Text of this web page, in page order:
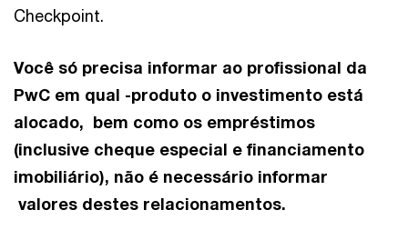
Checkpoint.
Você só precisa informar ao profissional da
PwC em qual -produto o investimento está
alocado, bem como os empréstimos
(inclusive cheque especial e financiamento
imobiliário), não é necessário informar
valores destes relacionamentos.